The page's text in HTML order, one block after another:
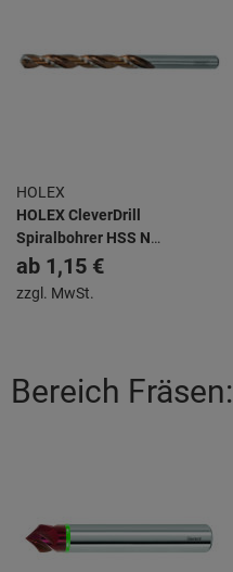
HOLEX
HOLEX CleverDrill
Spiralbohrer HSS N
unbeschichtet
ab 1,15 €
zzgl. MwSt.
Bereich Fräsen: